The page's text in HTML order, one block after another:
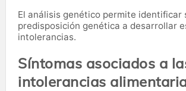
El análisis genético permite identificar
predisposición genética a desarrollar
intolerancias.
Síntomas asociados a
intolerancias